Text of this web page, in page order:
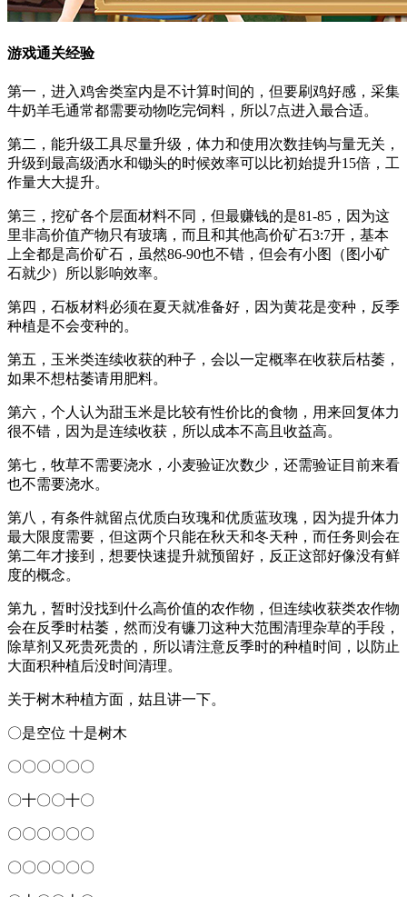
游戏通关经验
第一，进入鸡舍类室内是不计算时间的，但要刷鸡好感，采集
牛奶羊毛通常都需要动物吃完饲料，所以7点进入最合适。
第二，能升级工具尽量升级，体力和使用次数挂钩与量无关，
升级到最高级洒水和锄头的时候效率可以比初始提升15倍，工
作量大大提升。
第三，挖矿各个层面材料不同，但最赚钱的是81-85，因为这
里非高价值产物只有玻璃，而且和其他高价矿石3:7开，基本
上全都是高价矿石，虽然86-90也不错，但会有小图（图小矿
石就少）所以影响效率。
第四，石板材料必须在夏天就准备好，因为黄花是变种，反季
种植是不会变种的。
第五，玉米类连续收获的种子，会以一定概率在收获后枯萎，
如果不想枯萎请用肥料。
第六，个人认为甜玉米是比较有性价比的食物，用来回复体力
很不错，因为是连续收获，所以成本不高且收益高。
第七，牧草不需要浇水，小麦验证次数少，还需验证目前来看
也不需要浇水。
第八，有条件就留点优质白玫瑰和优质蓝玫瑰，因为提升体力
最大限度需要，但这两个只能在秋天和冬天种，而任务则会在
第二年才接到，想要快速提升就预留好，反正这部好像没有鲜
度的概念。
第九，暂时没找到什么高价值的农作物，但连续收获类农作物
会在反季时枯萎，然而没有镰刀这种大范围清理杂草的手段，
除草剂又死贵死贵的，所以请注意反季时的种植时间，以防止
大面积种植后没时间清理。
关于树木种植方面，姑且讲一下。
〇是空位 十是树木
〇〇〇〇〇〇
〇十〇〇十〇
〇〇〇〇〇〇
〇〇〇〇〇〇